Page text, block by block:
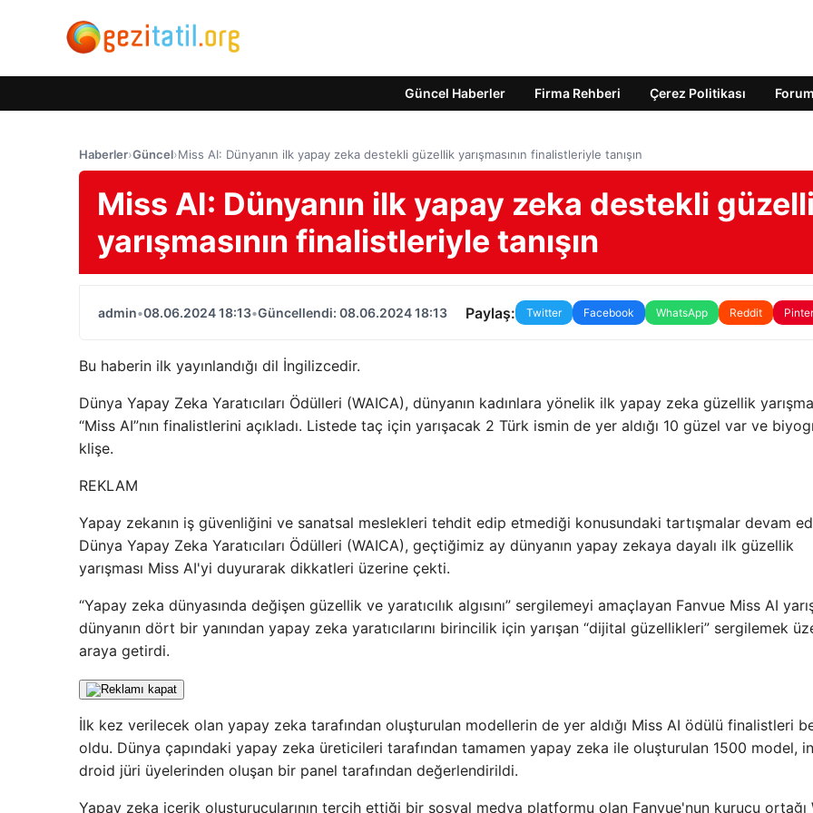
Güncel Haberler Firma Rehberi Çerez Politikası Forum
Haberler›Güncel›Miss AI: Dünyanın ilk yapay zeka destekli güzellik yarışmasının finalistleriyle tanışın
Miss AI: Dünyanın ilk yapay zeka destekli
yarışmasının finalistleriyle tanışın
admin•08.06.2024 18:13•Güncellendi: 08.06.2024 18:13 Paylaş: Twitter Facebook WhatsApp Reddit
Bu haberin ilk yayınlandığı dil İngilizcedir.
Dünya Yapay Zeka Yaratıcıları Ödülleri (WAICA), dünyanın kadınlara yönelik ilk yapay zeka güzellik
“Miss AI”nın finalistlerini açıkladı. Listede taç için yarışacak 2 Türk ismin de yer aldığı 10 güzel var ve
klişe.
REKLAM
Yapay zekanın iş güvenliğini ve sanatsal meslekleri tehdit edip etmediği konusundaki tartışmalar devam
Dünya Yapay Zeka Yaratıcıları Ödülleri (WAICA), geçtiğimiz ay dünyanın yapay zekaya dayalı ilk güzellik
yarışması Miss AI'yi duyurarak dikkatleri üzerine çekti.
“Yapay zeka dünyasında değişen güzellik ve yaratıcılık algısını” sergilemeyi amaçlayan Fanvue Miss AI
dünyanın dört bir yanından yapay zeka yaratıcılarını birincilik için yarışan “dijital güzellikleri” sergilemek
araya getirdi.
İlk kez verilecek olan yapay zeka tarafından oluşturulan modellerin de yer aldığı Miss AI ödülü finalistleri
oldu. Dünya çapındaki yapay zeka üreticileri tarafından tamamen yapay zeka ile oluşturulan 1500 model,
droid jüri üyelerinden oluşan bir panel tarafından değerlendirildi.
Yapay zeka içerik oluşturucularının tercih ettiği bir sosyal medya platformu olan Fanvue'nun kurucu ortağı